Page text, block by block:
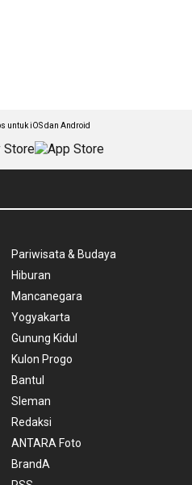
untuk iOS dan Android
Pariwisata & Budaya
Hiburan
Mancanegara
Yogyakarta
Gunung Kidul
Kulon Progo
Bantul
Sleman
Redaksi
ANTARA Foto
BrandA